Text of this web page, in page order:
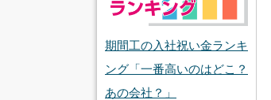
期間工の入社祝い金ランキ
ング「一番高いのはどこ？
あの会社？」